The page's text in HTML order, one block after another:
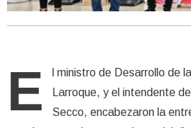
E
l ministro de Desarrollo de
Larroque, y el intendente
Secco, encabezaron la